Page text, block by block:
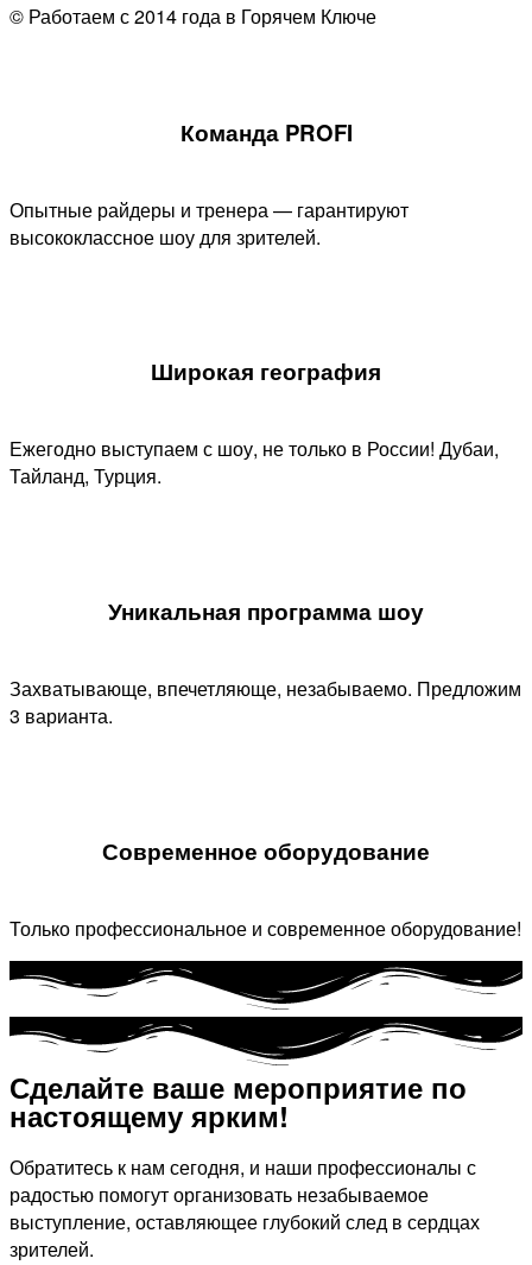
© Работаем с 2014 года в Горячем Ключе
Команда PROFI
Опытные райдеры и тренера — гарантируют
высококлассное шоу для зрителей.
Широкая география
Ежегодно выступаем с шоу, не только в России! Дубаи,
Тайланд, Турция.
Уникальная программа шоу​
Захватывающе, впечетляюще, незабываемо. Предложим
3 варианта.
Современное оборудование
Только профессиональное и современное оборудование!
Сделайте ваше мероприятие по
настоящему ярким!​
Обратитесь к нам сегодня, и наши профессионалы с
радостью помогут организовать незабываемое
выступление, оставляющее глубокий след в сердцах
зрителей.